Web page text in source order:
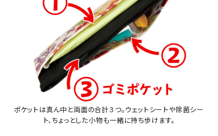
ポケットは真ん中と両面の合計３つ。ウェットシートや除菌シー
ト、ちょっとした小物も一緒に持ち歩けます。